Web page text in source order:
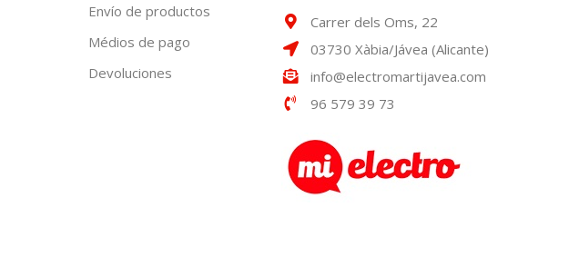
Envío de productos
Médios de pago
Devoluciones
Carrer dels Oms, 22
03730 Xàbia/Jávea (Alicante)
info@electromartijavea.com
96 579 39 73